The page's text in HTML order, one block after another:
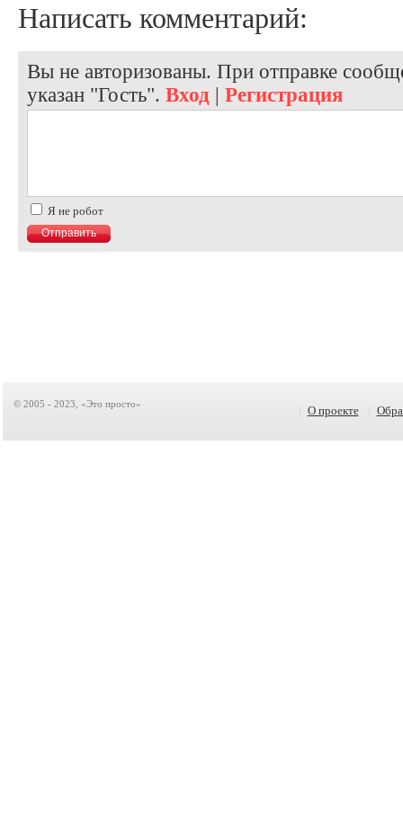
Написать комментарий:
Вы не авторизованы. При отправке
указан "Гость". Вход | Регистрация
Я не робот
© 2005 - 2023, «Это просто» О проекте